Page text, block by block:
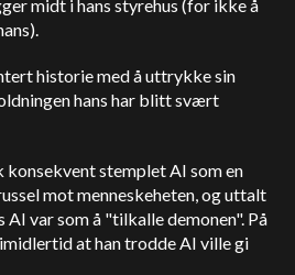
midt i hans styrehus (for ikke å
historie med å uttrykke sin
hans har blitt svært
konsekvent stemplet AI som en
mot menneskeheten, og uttalt
var som å "tilkalle demonen". På
at han trodde AI ville gi